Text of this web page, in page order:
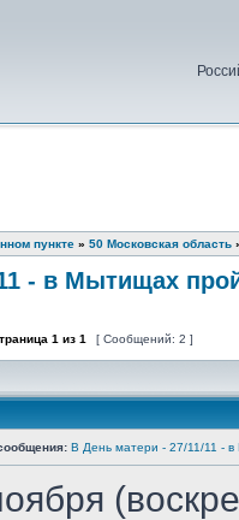
пункте » 50 Московская область
- в Мытищах
1 из 1 [ Сообщений: 2 ]
В День матери - 27/11/11 -